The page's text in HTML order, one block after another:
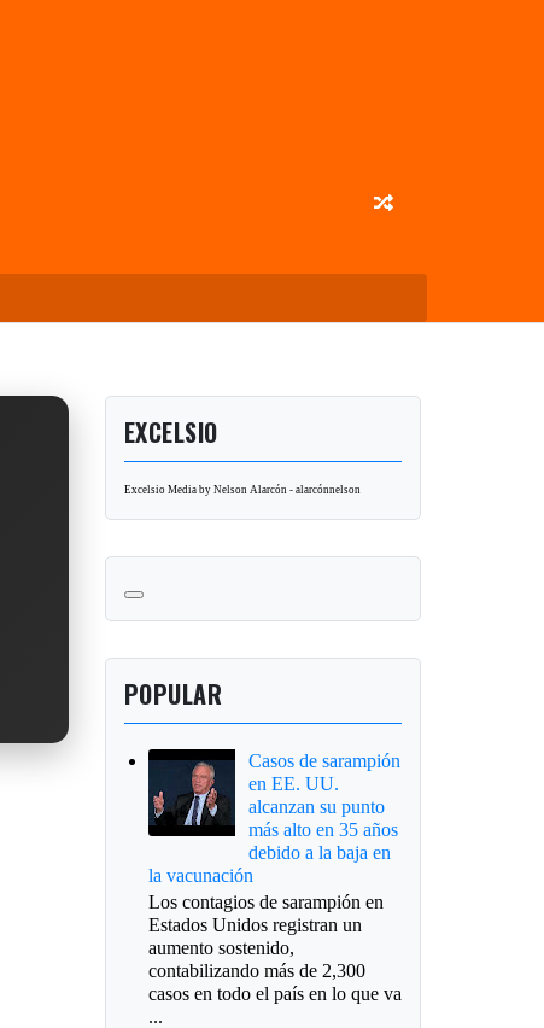
EXCELSIO
Excelsio Media by Nelson Alarcón - alarcónnelson
POPULAR
Casos de sarampión
en EE. UU.
alcanzan su punto
más alto en 35 años
debido a la baja en
la vacunación
Los contagios de sarampión en
Estados Unidos registran un
aumento sostenido,
contabilizando más de 2,300
casos en todo el país en lo que va
...